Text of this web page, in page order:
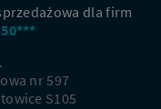
dla firm
50***
nr 597
S105